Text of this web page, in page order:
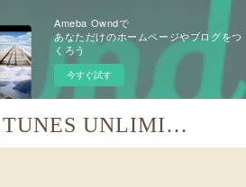
Ameba Owndで
あなただけのホームページやブログをつ
くろう
今すぐ試す
TRIGGER TUNES UNLIMITED【TTU】